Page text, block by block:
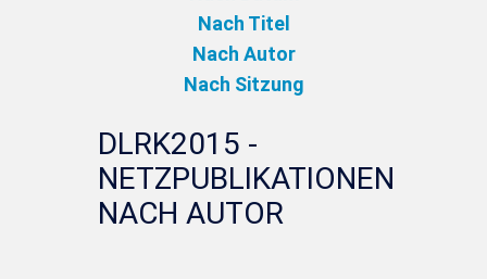
Nach Titel
Nach Autor
Nach Sitzung
DLRK2015 -
NETZPUBLIKATIONEN
NACH AUTOR